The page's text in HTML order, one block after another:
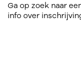
Ga op zoek naar
info over